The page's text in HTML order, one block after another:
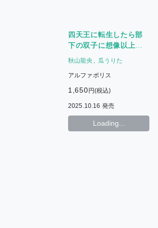
四天王に転生したら部
下の双子に想像以上に
執着されてるんだけど
秋山龍央 瓜うりた
アルファポリス
1,650 円(税込)
2025.10.16 発売
Loading...